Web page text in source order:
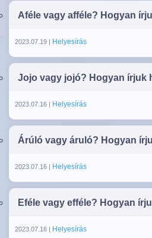
Aféle vagy afféle? Hogyan
2023.07.19 | Helyesírás
Jojo vagy jojó? Hogyan írjuk
2023.07.16 | Helyesírás
Árúló vagy áruló? Hogyan
2023.07.16 | Helyesírás
Eféle vagy efféle? Hogyan
2023.07.16 | Helyesírás